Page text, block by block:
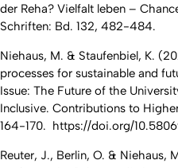
der Reha? Vielfalt leben –
Schriften: Bd. 132, 482-484.
Niehaus, M. & Staufenbiel, K.
processes for sustainable and
Issue: The Future of the
Inclusive. Contributions to
164-170. https://doi.org/
Reuter, J., Berlin, O. & Niehaus,